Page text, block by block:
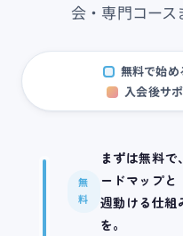
会・専門コース
無料で始
入会後サ
無
料
まずは無料で
ードマップと
週動ける仕組
を。